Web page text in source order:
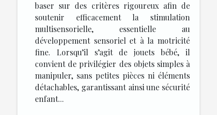
baser sur des critères rigoureux afin de
soutenir efficacement la stimulation
multisensorielle, essentielle au
développement sensoriel et à la motricité
fine. Lorsqu’il s’agit de jouets bébé, il
convient de privilégier des objets simples à
manipuler, sans petites pièces ni éléments
détachables, garantissant ainsi une sécurité
enfant...